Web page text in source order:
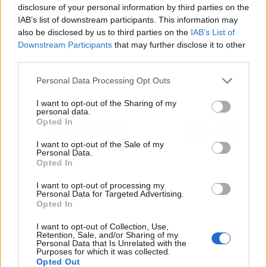
disclosure of your personal information by third parties on the
IAB’s list of downstream participants. This information may
also be disclosed by us to third parties on the IAB’s List of
Downstream Participants that may further disclose it to other
Personal Data Processing Opt Outs
I want to opt-out of the Sharing of my
personal data.
Opted In
I want to opt-out of the Sale of my
Personal Data.
Opted In
I want to opt-out of processing my
Personal Data for Targeted Advertising.
Opted In
I want to opt-out of Collection, Use,
Retention, Sale, and/or Sharing of my
Personal Data that Is Unrelated with the
Purposes for which it was collected.
Opted Out
Artículo anterior
Palos de votación LED
de Custom Vote
destacan en congresos
médicos por su
Artículo siguiente
Espirulina fresca
ecosostenible producida
en Lleida, la propuesta
de Blauver